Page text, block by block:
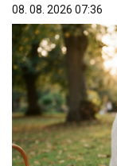
08. 08. 2026 07:36